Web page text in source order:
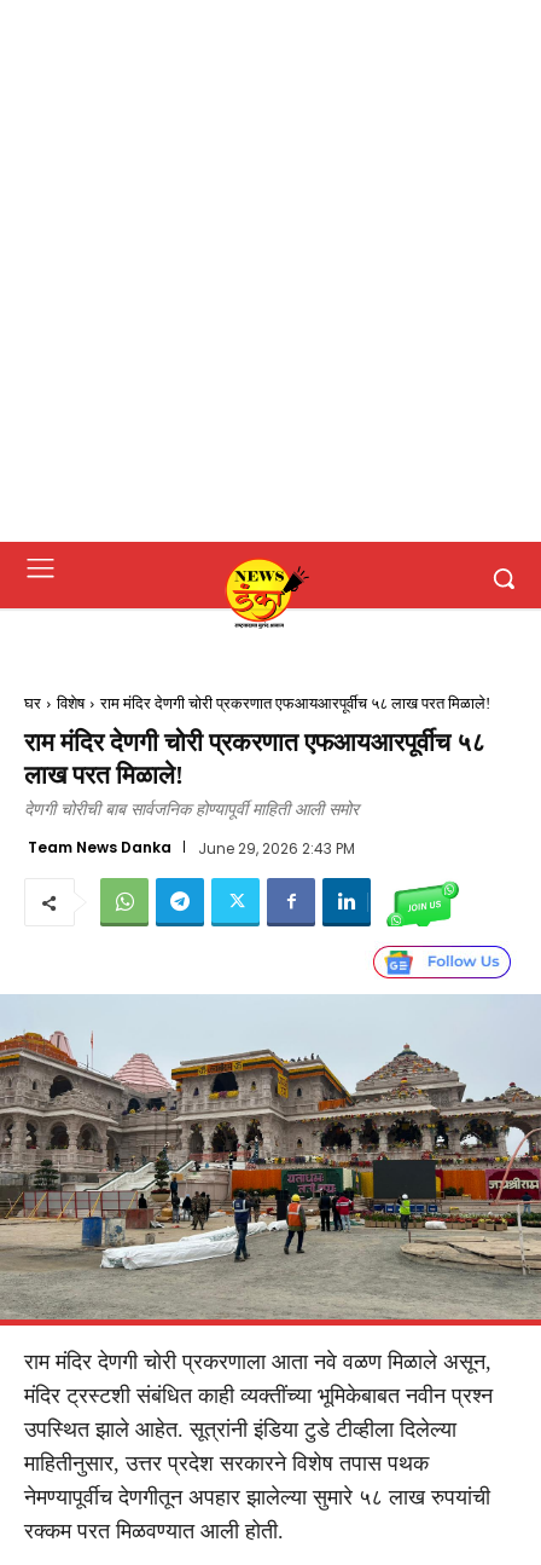
घर विशेष राम मंदिर देणगी चोरी प्रकरणात एफआयआरपूर्वीच ५८ लाख परत मिळाले!
राम मंदिर देणगी चोरी प्रकरणात एफआयआरपूर्वीच ५८
लाख परत मिळाले!
देणगी चोरीची बाब सार्वजनिक होण्यापूर्वी माहिती आली समोर
Team News Danka June 29, 2026 2:43 PM
राम मंदिर देणगी चोरी प्रकरणाला आता नवे वळण मिळाले असून,
मंदिर ट्रस्टशी संबंधित काही व्यक्तींच्या भूमिकेबाबत नवीन प्रश्न
उपस्थित झाले आहेत. सूत्रांनी इंडिया टुडे टीव्हीला दिलेल्या
माहितीनुसार, उत्तर प्रदेश सरकारने विशेष तपास पथक
नेमण्यापूर्वीच देणगीतून अपहार झालेल्या सुमारे ५८ लाख रुपयांची
रक्कम परत मिळवण्यात आली होती.